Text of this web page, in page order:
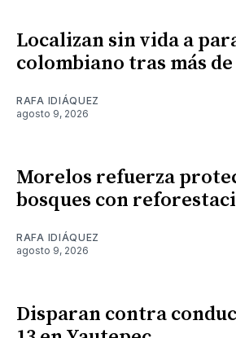
Localizan sin vida a
colombiano tras más de
RAFA IDIÁQUEZ
agosto 9, 2026
Morelos refuerza
bosques con
RAFA IDIÁQUEZ
agosto 9, 2026
Disparan contra